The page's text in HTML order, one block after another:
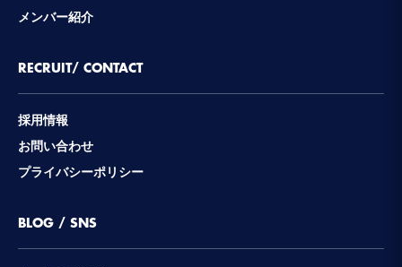
メンバー紹介
RECRUIT/ CONTACT
採用情報
お問い合わせ
プライバシーポリシー
BLOG / SNS